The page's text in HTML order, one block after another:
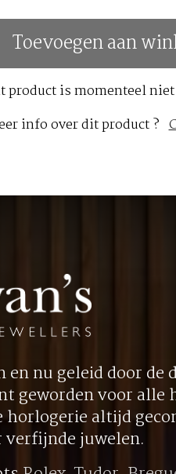
Toevoegen aan
product is momenteel
info over dit product ?
nu geleid door de
geworden voor alle
altijd
verfijnde juwelen.